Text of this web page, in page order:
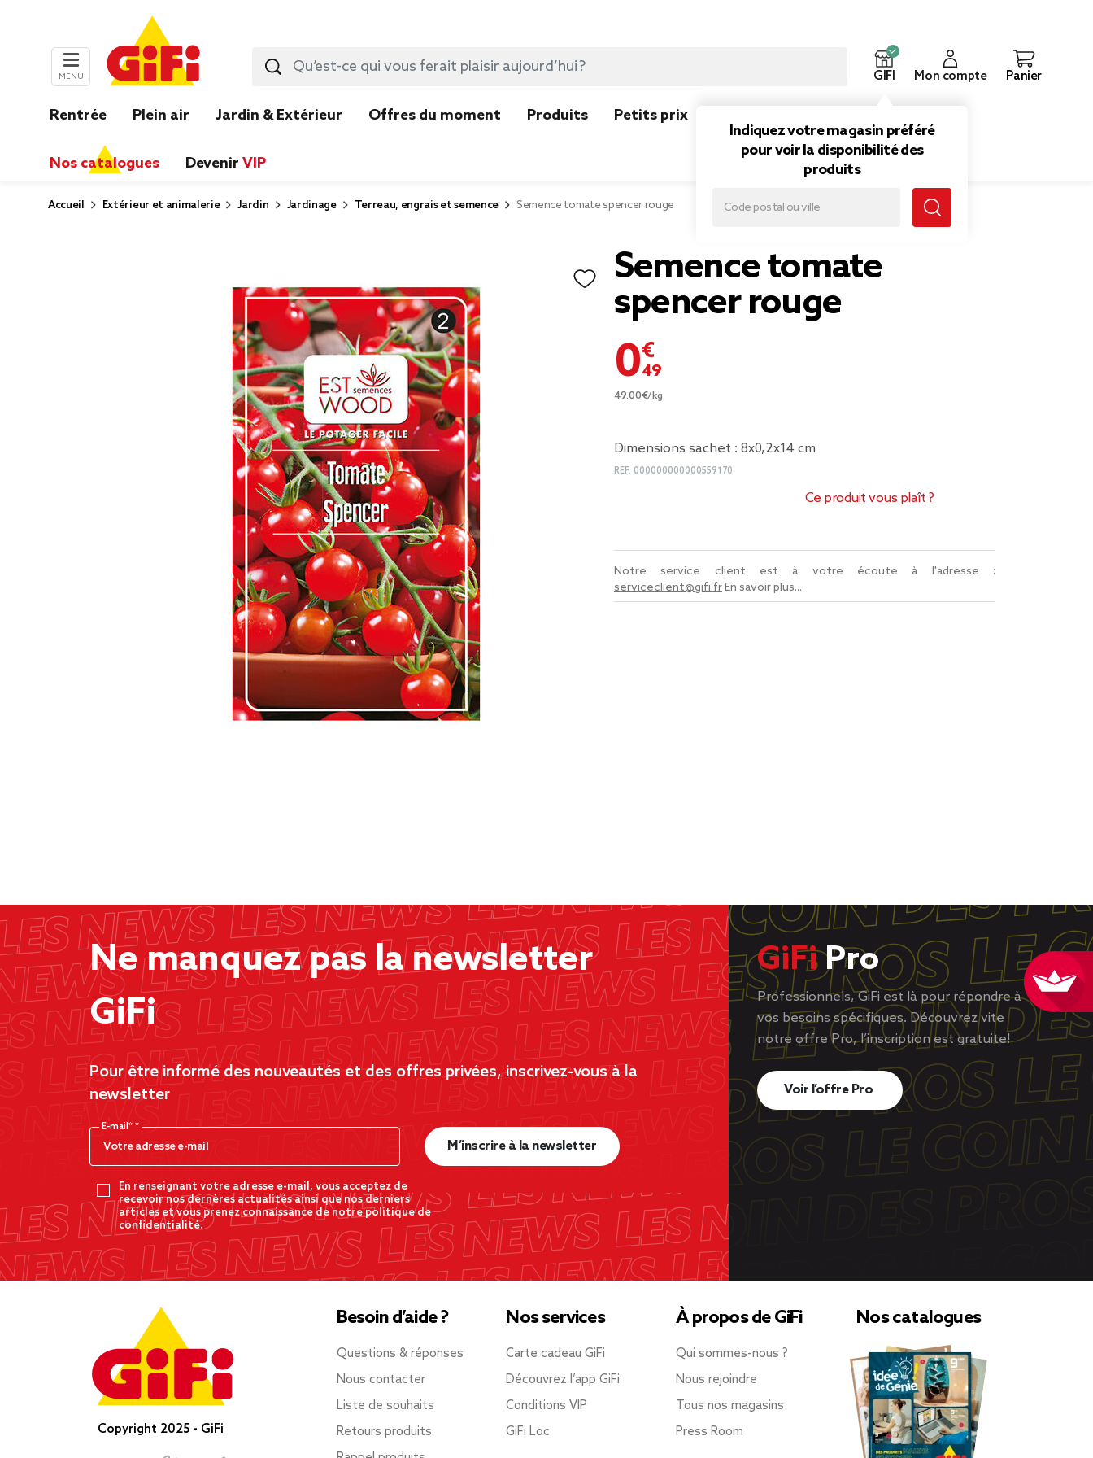
MENU GIFI
Indiquez votre magasin préféré
pour voir la disponibilité des
produits
Mon compte Panier
Rentrée Plein air Jardin & Extérieur Offres du moment Produits Petits prix
Nos catalogues Devenir VIP
Accueil Extérieur et animalerie Jardin Jardinage Terreau, engrais et semence Semence tomate spencer rouge
Semence tomate
spencer rouge
0,49 €
49.00€/kg
Dimensions sachet : 8x0,2x14 cm
REF. 000000000000559170
Ce produit vous plaît ?
Notre service client est à votre écoute à l'adresse :
serviceclient@gifi.frEn savoir plus...
Ne manquez pas la newsletter
GiFi
Pour être informé des nouveautés et des offres privées, inscrivez-vous à la
newsletter
E-mail*
En renseignant votre adresse e-mail, vous acceptez de
recevoir nos dernères actualités ainsi que nos derniers
articles et vous prenez connaissance de notre politique de
confidentialité.
M’inscrire à la newsletter
GiFiPro
Professionnels, GiFi est là pour répondre à
vos besoins spécifiques. Découvrez vite
notre offre Pro, l’inscription est gratuite!
Voir l’offre Pro
Copyright 2025 - GiFi
Besoin d’aide ?
Questions & réponses
Nous contacter
Liste de souhaits
Retours produits
Nos services
Carte cadeau GiFi
Découvrez l’app GiFi
Conditions VIP
GiFi Loc
À propos de GiFi
Qui sommes-nous ?
Nous rejoindre
Tous nos magasins
Press Room
Nos catalogues